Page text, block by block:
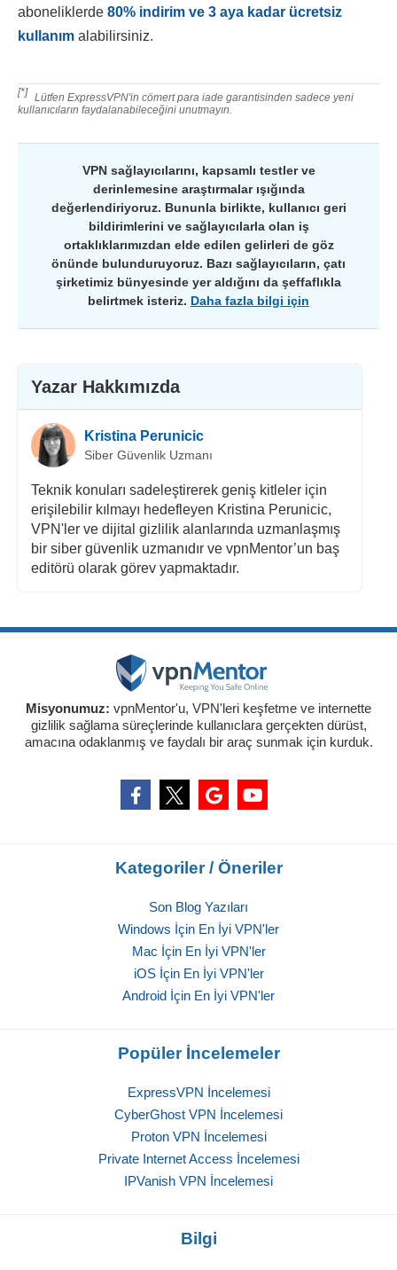
aboneliklerde 80% indirim ve 3 aya kadar ücretsiz
kullanım alabilirsiniz.
[*] Lütfen ExpressVPN'in cömert para iade garantisinden sadece yeni
kullanıcıların faydalanabileceğini unutmayın.
VPN sağlayıcılarını, kapsamlı testler ve
derinlemesine araştırmalar ışığında
değerlendiriyoruz. Bununla birlikte, kullanıcı geri
bildirimlerini ve sağlayıcılarla olan iş
ortaklıklarımızdan elde edilen gelirleri de göz
önünde bulunduruyoruz. Bazı sağlayıcıların, çatı
şirketimiz bünyesinde yer aldığını da şeffaflıkla
belirtmek isteriz. Daha fazla bilgi için
Yazar Hakkımızda
Kristina Perunicic
Siber Güvenlik Uzmanı
Teknik konuları sadeleştirerek geniş kitleler için
erişilebilir kılmayı hedefleyen Kristina Perunicic,
VPN'ler ve dijital gizlilik alanlarında uzmanlaşmış
bir siber güvenlik uzmanıdır ve vpnMentor’un baş
editörü olarak görev yapmaktadır.
Misyonumuz: vpnMentor'u, VPN'leri keşfetme ve internette
gizlilik sağlama süreçlerinde kullanıclara gerçekten dürüst,
amacına odaklanmış ve faydalı bir araç sunmak için kurduk.
Kategoriler / Öneriler
Son Blog Yazıları
Windows İçin En İyi VPN'ler
Mac İçin En İyi VPN'ler
iOS İçin En İyi VPN'ler
Android İçin En İyi VPN'ler
Popüler İncelemeler
ExpressVPN İncelemesi
CyberGhost VPN İncelemesi
Proton VPN İncelemesi
Private Internet Access İncelemesi
IPVanish VPN İncelemesi
Bilgi